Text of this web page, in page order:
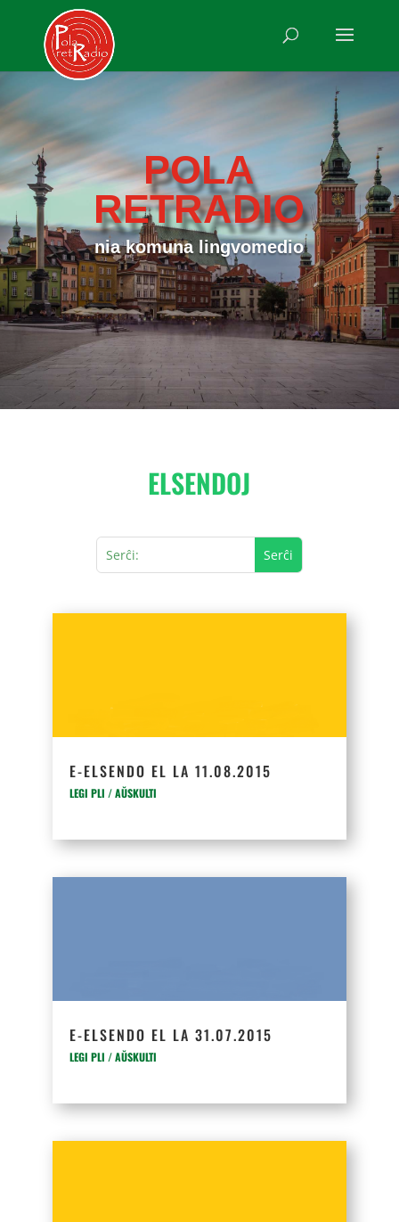
POLA
RETRADIO
nia komuna lingvomedio
ELSENDOJ
E-ELSENDO EL LA 11.08.2015
LEGI PLI / AŬSKULTI
E-ELSENDO EL LA 31.07.2015
LEGI PLI / AŬSKULTI